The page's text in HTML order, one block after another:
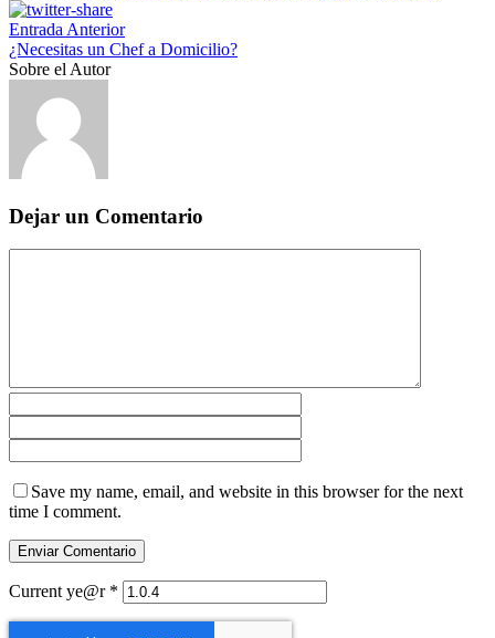
Entrada Anterior
¿Necesitas un Chef a Domicilio?
Sobre el Autor
Dejar un Comentario
Save my name, email, and website in this browser for the next
time I comment.
Current ye@r *